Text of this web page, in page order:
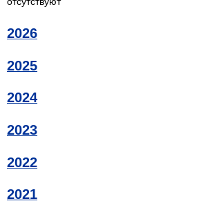
2026
2025
2024
2023
2022
2021